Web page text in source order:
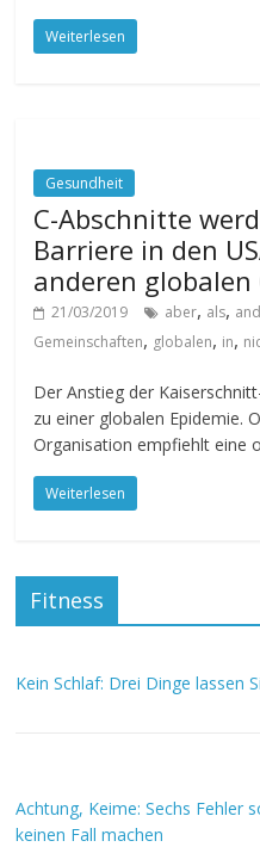
Weiterlesen
Gesundheit
C-Abschnitte
Barriere in den
anderen
21/03/2019 aber, als,
Gemeinschaften, globalen, in,
Der Anstieg der
zu einer globalen Epidemie.
Organisation empfiehlt eine
Weiterlesen
Fitness
Kein Schlaf: Drei Dinge lassen
Achtung, Keime: Sechs Fehler
keinen Fall machen